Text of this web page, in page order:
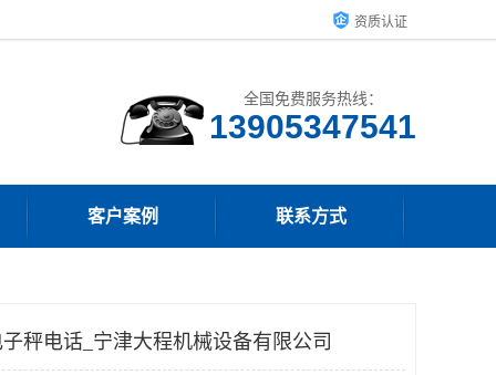
资质认证
全国免费服务热线：
13905347541
客户案例 联系方式
秤电话_宁津大程机械设备有限公司